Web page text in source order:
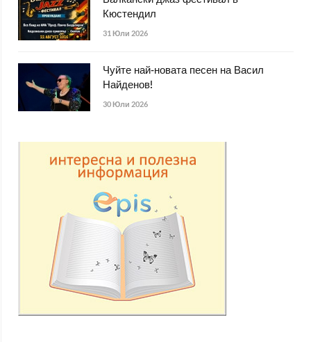
Кюстендил
31 Юли 2026
Чуйте най-новата песен на Васил
Найденов!
30 Юли 2026